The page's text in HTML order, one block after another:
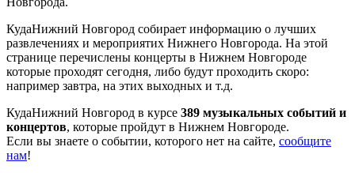
КудаНижний Новгород собирает информацию о лучших
развлечениях и мероприятих Нижнего Новгорода. На этой
странице перечислены концерты в Нижнем Новгороде
которые проходят сегодня, либо будут проходить скоро:
например завтра, на этих выходных и т.д.
КудаНижний Новгород в курсе 389 музыкальных событий и
концертов, которые пройдут в Нижнем Новгороде.
Если вы знаете о событии, которого нет на сайте, сообщите
нам!